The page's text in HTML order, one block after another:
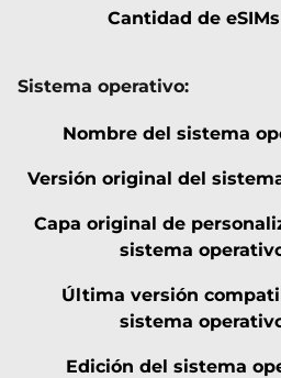
Cantidad de eSIMs
Sistema operativo:
Nombre del sistema
Versión original del
Capa original de
sistema
Última versión
sistema
Edición del sistema